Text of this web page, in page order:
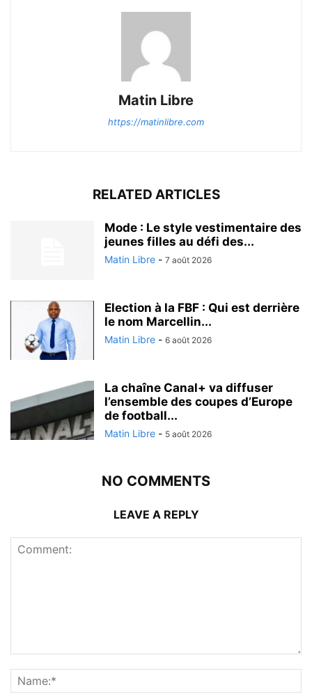
Matin Libre
https://matinlibre.com
RELATED ARTICLES
Mode : Le style vestimentaire des
jeunes filles au défi des...
Matin Libre - 7 août 2026
Election à la FBF : Qui est derrière
le nom Marcellin...
Matin Libre - 6 août 2026
La chaîne Canal+ va diffuser
l’ensemble des coupes d’Europe
de football...
Matin Libre - 5 août 2026
NO COMMENTS
LEAVE A REPLY